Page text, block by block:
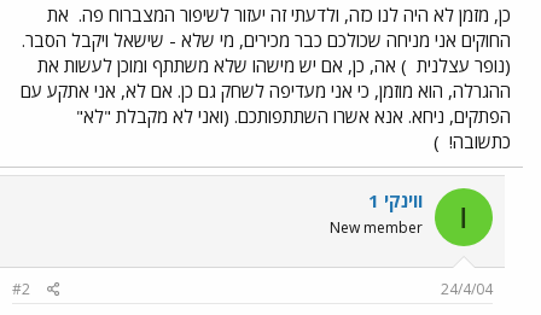
כן, מזמן לא היה לנו כזה, ולדעתי זה יעזור לשיפור המצברוח פה. את
החוקים אני מניחה שכולכם כבר מכירים, מי שלא - שישאל ויקבל הסבר.
(נופר עצלנית ) אה, כן, אם יש מישהו שלא משתתף ומוכן לעשות את
ההגרלה, הוא מוזמן, כי אני מעדיפה לשחק גם כן. אם לא, אני אתקע עם
הפתקים, ניחא. אנא אשרו השתתפותכם. (ואני לא מקבלת "לא"
כתשובה! )
ו ווינקי 1
New member
24/4/04
#2